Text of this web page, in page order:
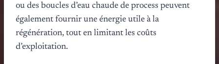
ou des boucles d’eau chaude de process peuvent
également fournir une énergie utile à la
régénération, tout en limitant les coûts
d’exploitation.